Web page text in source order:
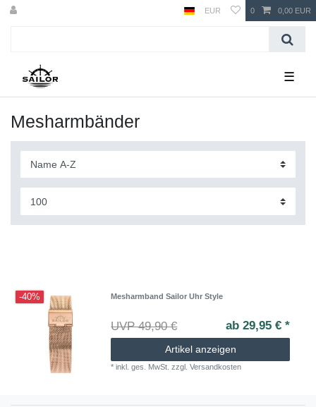
EUR 0 0,00 EUR
☰
Mesharmbänder
-40% Mesharmband Sailor Uhr Style
UVP 49,90 € ab 29,95 € *
Artikel anzeigen
*inkl. ges. MwSt. zzgl.Versandkosten